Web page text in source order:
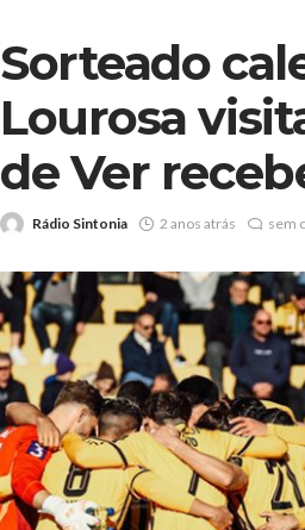
Sorteado
Lourosa
de Ver
Rádio Sintonia 2 anos atrás sem
Volta a
o primeiro
Beeceler
no prólogo
Rádio Sintonia 1 dia atrás